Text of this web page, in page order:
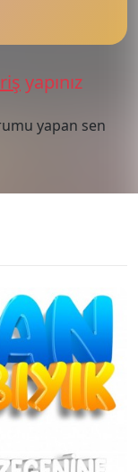
yapınız
yapan sen